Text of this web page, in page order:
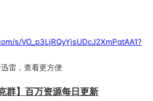
s/VO_p3LjRQyYjsUDcJ2XmPqtAA1?
雷，查看更方便
群】百万资源每日更新